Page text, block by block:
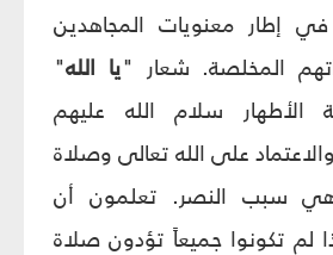
إطار معنويات المجاهدين
المخلصة. شعار "يا الله"
الأطهار سلام الله عليهم
على الله تعالى وصلاة
هي سبب النصر. تعلمون أن
لم تكونوا جميعاً تؤدون صلاة